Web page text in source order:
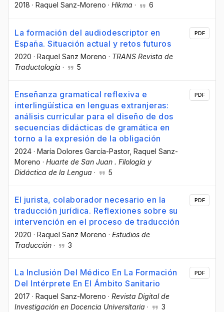
2018 · Raquel Sanz-Moreno · Hikma · 6
La formación del audiodescriptor en
España. Situación actual y retos futuros
2020 · Raquel Sanz Moreno · TRANS Revista de
Traductología · 5
PDF
Enseñanza gramatical reflexiva e
interlingüística en lenguas extranjeras:
análisis curricular para el diseño de dos
secuencias didácticas de gramática en
torno a la expresión de la obligación
2024 · María Dolores García-Pastor, Raquel Sanz-
Moreno · Huarte de San Juan . Filología y
Didáctica de la Lengua · 5
PDF
El jurista, colaborador necesario en la
traducción jurídica. Reflexiones sobre su
intervención en el proceso de traducción
2020 · Raquel Sanz Moreno · Estudios de
Traducción · 3
PDF
La Inclusión Del Médico En La Formación
Del Intérprete En El Ámbito Sanitario
2017 · Raquel Sanz-Moreno · Revista Digital de
Investigación en Docencia Universitaria · 3
PDF